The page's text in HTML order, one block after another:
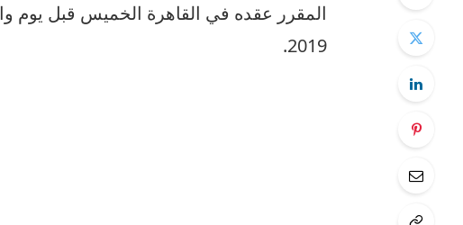
المقرر عقده في القاهرة الخميس قبل يوم
2019.